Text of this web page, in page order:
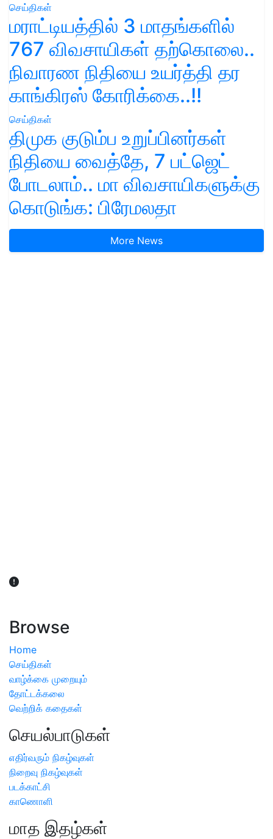
செய்திகள்
மராட்டியத்தில் 3 மாதங்களில்
767 விவசாயிகள் தற்கொலை..
நிவாரண நிதியை உயர்த்தி தர
காங்கிரஸ் கோரிக்கை..!!
செய்திகள்
திமுக குடும்ப உறுப்பினர்கள்
நிதியை வைத்தே, 7 பட்ஜெட்
போடலாம்.. மா விவசாயிகளுக்கு
கொடுங்க: பிரேமலதா
More News
Browse
Home
செய்திகள்
வாழ்க்கை முறையும்
தோட்டக்கலை
வெற்றிக் கதைகள்
செயல்பாடுகள்
எதிர்வரும் நிகழ்வுகள்
நிறைவு நிகழ்வுகள்
படக்காட்சி
காணொளி
மாத இதழ்கள்